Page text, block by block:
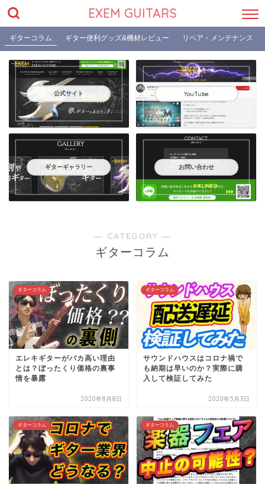
EXEM GUITARS
ギターコラム ギター便利グッズ&機材レビュー リペア・メンテナンス
公式サイト YouTube
ギターギャラリー お問い合わせ
― CATEGORY ―
ギターコラム
ギターコラム
エレキギターがバカ高い理由
とは？ぼったくり価格の裏事
情を暴露
2020年8月8日
ギターコラム
サウンドハウスはコロナ禍で
も納期は早いのか？実際に購
入して検証してみた
2020年5月3日
ギターコラム ギターコラム